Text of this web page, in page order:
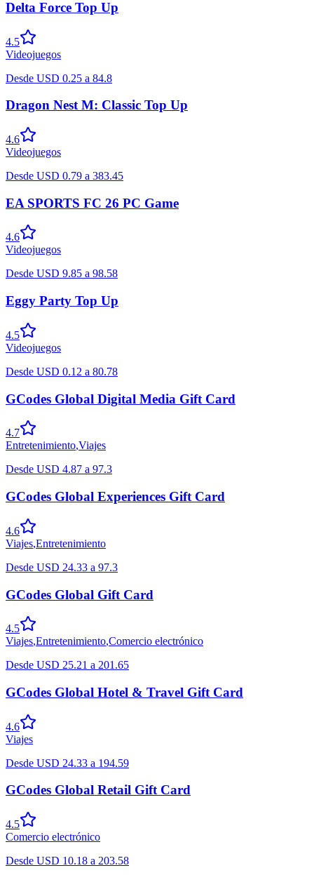
Delta Force Top Up
4.5
Videojuegos
Desde USD 0.25 a 84.8
Dragon Nest M: Classic Top Up
4.6
Videojuegos
Desde USD 0.79 a 383.45
EA SPORTS FC 26 PC Game
4.6
Videojuegos
Desde USD 9.85 a 98.58
Eggy Party Top Up
4.5
Videojuegos
Desde USD 0.12 a 80.78
GCodes Global Digital Media Gift Card
4.7
Entretenimiento,Viajes
Desde USD 4.87 a 97.3
GCodes Global Experiences Gift Card
4.6
Viajes,Entretenimiento
Desde USD 24.33 a 97.3
GCodes Global Gift Card
4.5
Viajes,Entretenimiento,Comercio electrónico
Desde USD 25.21 a 201.65
GCodes Global Hotel & Travel Gift Card
4.6
Viajes
Desde USD 24.33 a 194.59
GCodes Global Retail Gift Card
4.5
Comercio electrónico
Desde USD 10.18 a 203.58